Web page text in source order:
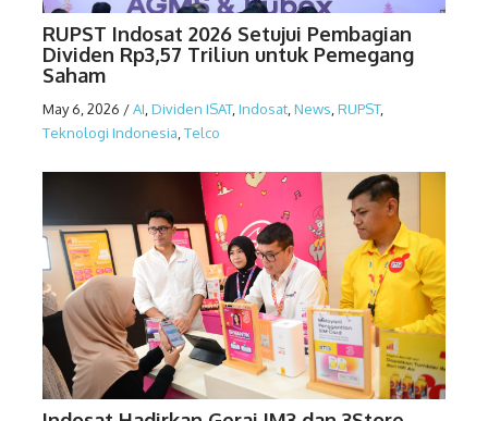
RUPST Indosat 2026 Setujui Pembagian
Dividen Rp3,57 Triliun untuk Pemegang
Saham
May 6, 2026 /AI,Dividen ISAT,Indosat,News,RUPST,
Teknologi Indonesia,Telco